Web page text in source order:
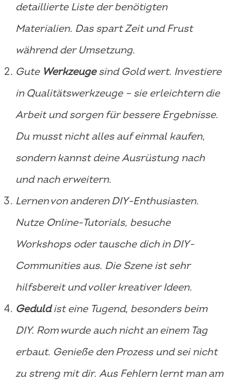
detaillierte Liste der benötigten
Materialien. Das spart Zeit und Frust
während der Umsetzung.
Gute Werkzeugesind Gold wert. Investiere
in Qualitätswerkzeuge – sie erleichtern die
Arbeit und sorgen für bessere Ergebnisse.
Du musst nicht alles auf einmal kaufen,
sondern kannst deine Ausrüstung nach
und nach erweitern.
Lernen von anderen DIY-Enthusiasten.
Nutze Online-Tutorials, besuche
Workshops oder tausche dich in DIY-
Communities aus. Die Szene ist sehr
hilfsbereit und voller kreativer Ideen.
Geduldist eine Tugend, besonders beim
DIY. Rom wurde auch nicht an einem Tag
erbaut. Genieße den Prozess und sei nicht
zu streng mit dir. Aus Fehlern lernt man am